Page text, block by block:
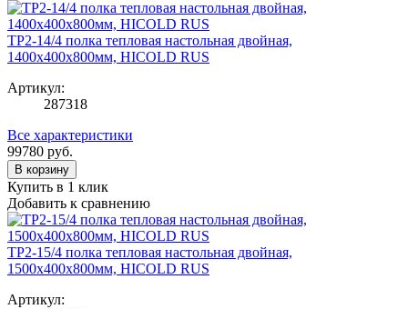
TP2-14/4 полка тепловая настольная двойная,
1400х400х800мм, HICOLD RUS
Артикул:
287318
Все характеристики
99780 руб.
В корзину
Купить в 1 клик
Добавить к сравнению
TP2-15/4 полка тепловая настольная двойная,
1500х400х800мм, HICOLD RUS
Артикул: